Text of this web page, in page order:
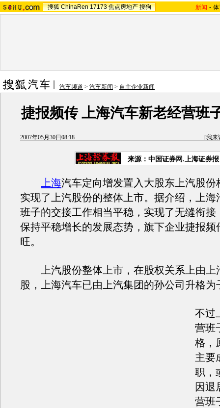
搜狐 ChinaRen 17173 焦点房地产 搜狗 新闻 -
汽车频道 > 汽车新闻 > 自主企业新闻
捷报频传 上海汽车新老经营班
2007年05月30日08:18 [我来
来源：中国证券网.上海证券
上海汽车定向增发置入大股东上汽股份
实现了上汽股份的整体上市。据介绍，上海
班子的交接工作相当平稳，实现了无缝衔接
保持平稳增长的发展态势，旗下企业捷报频
旺。
上汽股份整体上市，在股权关系上由上
股，上海汽车已由上汽集团的孙公司升格为
不过
营班
格，
主要
职，
因退
营班